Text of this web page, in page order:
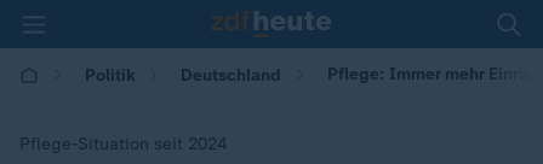
Politik Deutschland Pflege: Immer mehr
Pflege-Situation seit 2024